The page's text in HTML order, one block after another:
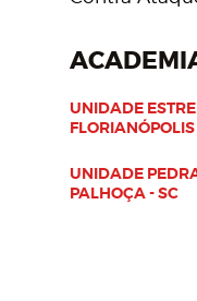
UNIDADE
FLORIANÓPOLIS
UNIDADE
PALHOÇA - SC